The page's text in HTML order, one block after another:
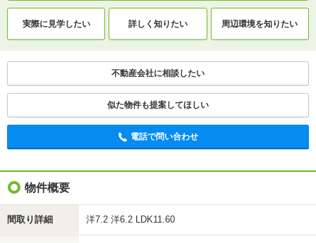
実際に見学したい 詳しく知りたい 周辺環境を知りたい
不動産会社に相談したい
似た物件も提案してほしい
電話で問い合わせ
物件概要
間取り詳細 洋7.2 洋6.2 LDK11.60